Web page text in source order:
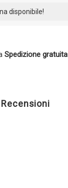
Spedizione gratuita
Recensioni